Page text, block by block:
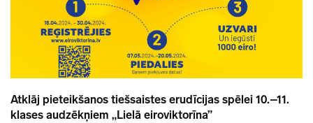
Atklāj pieteikšanos tiešsaistes erudīcijas spēlei 10.–11.
klases audzēkņiem „Lielā eiroviktorīna”